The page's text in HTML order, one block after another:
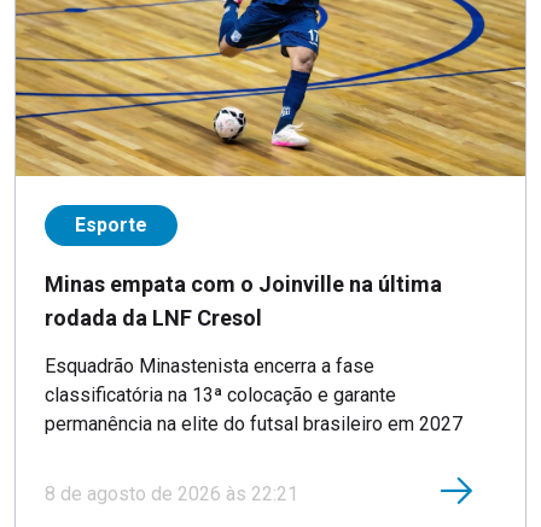
Esporte
Minas empata com o Joinville na última
rodada da LNF Cresol
Esquadrão Minastenista encerra a fase
classificatória na 13ª colocação e garante
permanência na elite do futsal brasileiro em 2027
8 de agosto de 2026 às 22:21